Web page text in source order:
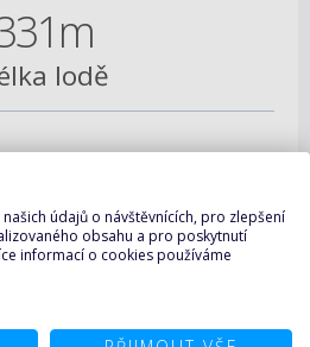
lodě
lodě
23
údajů o návštěvnících, pro zlepšení
obsahu a pro poskytnutí
informací o cookies používáme